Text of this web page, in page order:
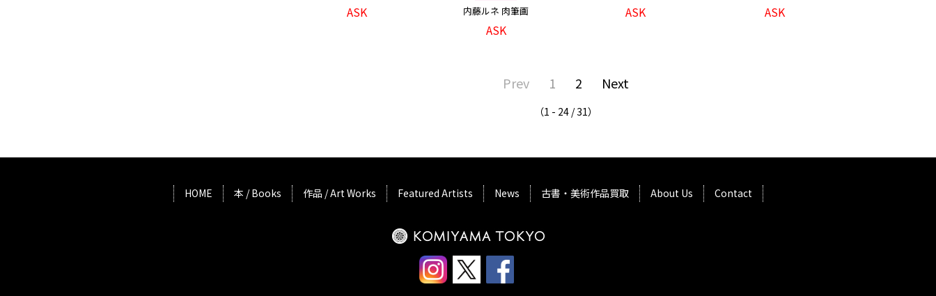
ASK 内藤ルネ 肉筆画
ASK
ASK ASK
Prev 1 2 Next
（1 - 24 / 31）
HOME 本 / Books 作品 / Art Works Featured Artists News 古書・美術作品買取 About Us Contact